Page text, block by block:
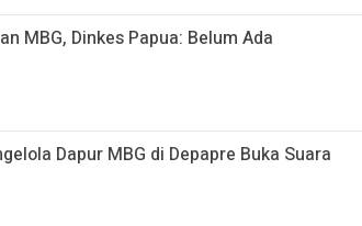
MBG, Dinkes Papua: Belum Ada
Dapur MBG di Depapre Buka Suara